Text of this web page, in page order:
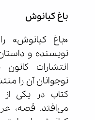
باغ کیانوش
«باغ کیانوش»
نویسنده و
انتشارات
نوجوانان آن را
کتاب در یکی از
می‌افتد. قصه،